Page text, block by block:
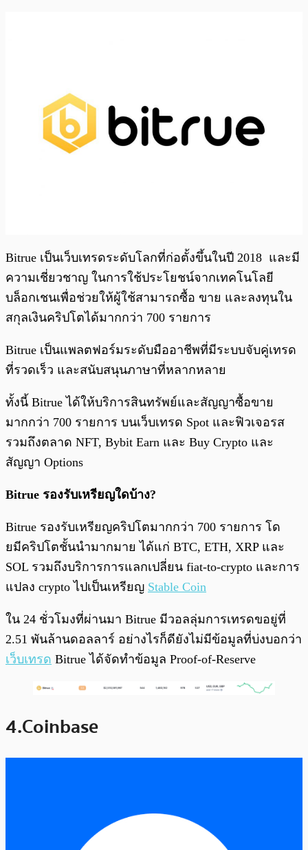
Bitrue เป็นเว็บเทรดระดับโลกที่ก่อตั้งขึ้นในปี 2018 และมี
ความเชี่ยวชาญ ในการใช้ประโยชน์จากเทคโนโลยี
บล็อกเชนเพื่อช่วยให้ผู้ใช้สามารถซื้อ ขาย และลงทุนใน
สกุลเงินคริปโตได้มากกว่า 700 รายการ
Bitrue เป็นแพลตฟอร์มระดับมืออาชีพที่มีระบบจับคู่เทรด
ที่รวดเร็ว และสนับสนุนภาษาที่หลากหลาย
ทั้งนี้ Bitrue ได้ให้บริการสินทรัพย์และสัญญาซื้อขาย
มากกว่า 700 รายการ บนเว็บเทรด Spot และฟิวเจอรส
รวมถึงตลาด NFT, Bybit Earn และ Buy Crypto และ
สัญญา Options
Bitrue รองรับเหรียญใดบ้าง?
Bitrue รองรับเหรียญคริปโตมากกว่า 700 รายการ โด
ยมีคริปโตชั้นนำมากมาย ได้แก่ BTC, ETH, XRP และ
SOL รวมถึงบริการการแลกเปลี่ยน fiat-to-crypto และการ
แปลง crypto ไปเป็นเหรียญ Stable Coin
ใน 24 ชั่วโมงที่ผ่านมา Bitrue มีวอลลุ่มการเทรดขอยู่ที่
2.51 พันล้านดอลลาร์ อย่างไรก็ดียังไม่มีข้อมูลที่บ่งบอกว่า
เว็บเทรด Bitrue ได้จัดทำข้อมูล Proof-of-Reserve
4.Coinbase